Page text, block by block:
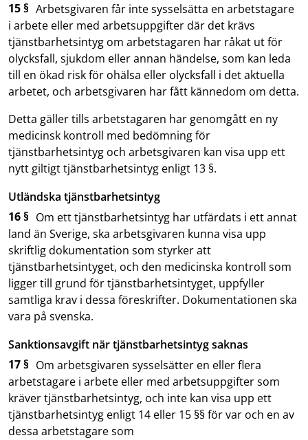
15 § Arbetsgivaren får inte sysselsätta en arbetstagare
i arbete eller med arbetsuppgifter där det krävs
tjänstbarhetsintyg om arbetstagaren har råkat ut för
olycksfall, sjukdom eller annan händelse, som kan leda
till en ökad risk för ohälsa eller olycksfall i det aktuella
arbetet, och arbetsgivaren har fått kännedom om detta.
Detta gäller tills arbetstagaren har genomgått en ny
medicinsk kontroll med bedömning för
tjänstbarhetsintyg och arbetsgivaren kan visa upp ett
nytt giltigt tjänstbarhetsintyg enligt 13 §.
Utländska tjänstbarhetsintyg
16 § Om ett tjänstbarhetsintyg har utfärdats i ett annat
land än Sverige, ska arbetsgivaren kunna visa upp
skriftlig dokumentation som styrker att
tjänstbarhetsintyget, och den medicinska kontroll som
ligger till grund för tjänstbarhetsintyget, uppfyller
samtliga krav i dessa föreskrifter. Dokumentationen ska
vara på svenska.
Sanktionsavgift när tjänstbarhetsintyg saknas
17 § Om arbetsgivaren sysselsätter en eller flera
arbetstagare i arbete eller med arbetsuppgifter som
kräver tjänstbarhetsintyg, och inte kan visa upp ett
tjänstbarhetsintyg enligt 14 eller 15 §§ för var och en av
dessa arbetstagare som